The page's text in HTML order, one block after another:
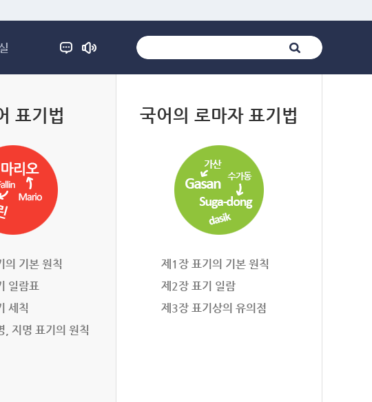
표기법
의 기본 원칙
일람표
세칙
, 지명 표기의 원칙
국어의 로마자 표기법
제1장 표기의 기본 원칙
제2장 표기 일람
제3장 표기상의 유의점